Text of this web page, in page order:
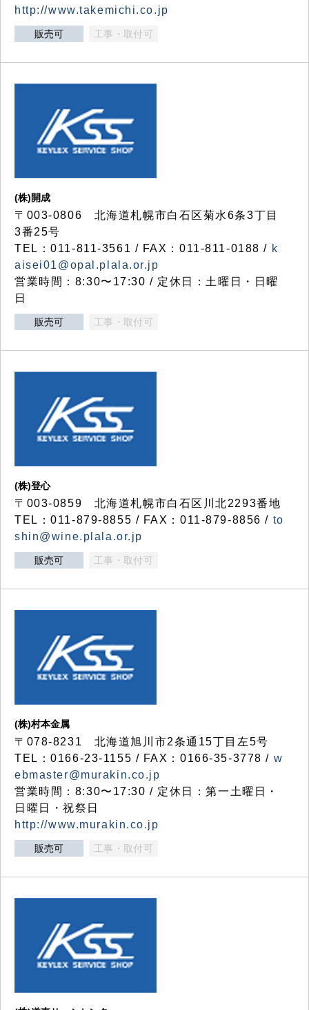
http://www.takemichi.co.jp
販売可 工事・取付可
(株)開成
〒003-0806 北海道札幌市白石区菊水6条3丁目
3番25号
TEL：011-811-3561 / FAX：011-811-0188 / k
aisei01@opal.plala.or.jp
営業時間：8:30〜17:30 / 定休日：土曜日・日曜
日
販売可 工事・取付可
(株)登心
〒003-0859 北海道札幌市白石区川北2293番地
TEL：011-879-8855 / FAX：011-879-8856 / to
shin@wine.plala.or.jp
販売可 工事・取付可
(株)村本金属
〒078-8231 北海道旭川市2条通15丁目左5号
TEL：0166-23-1155 / FAX：0166-35-3778 / w
ebmaster@murakin.co.jp
営業時間：8:30〜17:30 / 定休日：第一土曜日・
日曜日・祝祭日
http://www.murakin.co.jp
販売可 工事・取付可